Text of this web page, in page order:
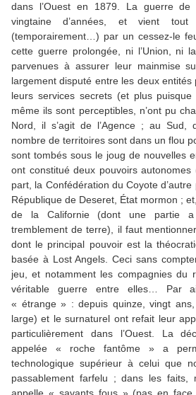
dans l’Ouest en 1879. La guerre
vingtaine d’années, et vient
(temporairement…) par un cessez-le
cette guerre prolongée, ni l’Union, ni
parvenues à assurer leur mainmise
largement disputé entre les deux
leurs services secrets (et plus
même ils sont perceptibles, n’ont pu
Nord, il s’agit de l’Agence ; au Sud,
nombre de territoires sont dans un flou
sont tombés sous le joug de nouvelles
ont constitué deux pouvoirs autonomes
part, la Confédération du Coyote
République de Deseret, État mormon ;
de la Californie (dont une partie
tremblement de terre), il faut
dont le principal pouvoir est la
basée à Lost Angels. Ceci sans
jeu, et notamment les compagnies du
véritable guerre entre elles… Par
« étrange » : depuis quinze, vingt
large) et le surnaturel ont refait leur
particulièrement dans l’Ouest. La
appelée « roche fantôme » a
technologique supérieur à celui que
passablement farfelu ; dans les faits,